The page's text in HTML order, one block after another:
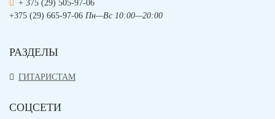
+ 375 (29) 505-97-06
+375 (29) 665-97-06 Пн—Вс 10:00—20:00
РАЗДЕЛЫ
ГИТАРИСТАМ
СОЦСЕТИ